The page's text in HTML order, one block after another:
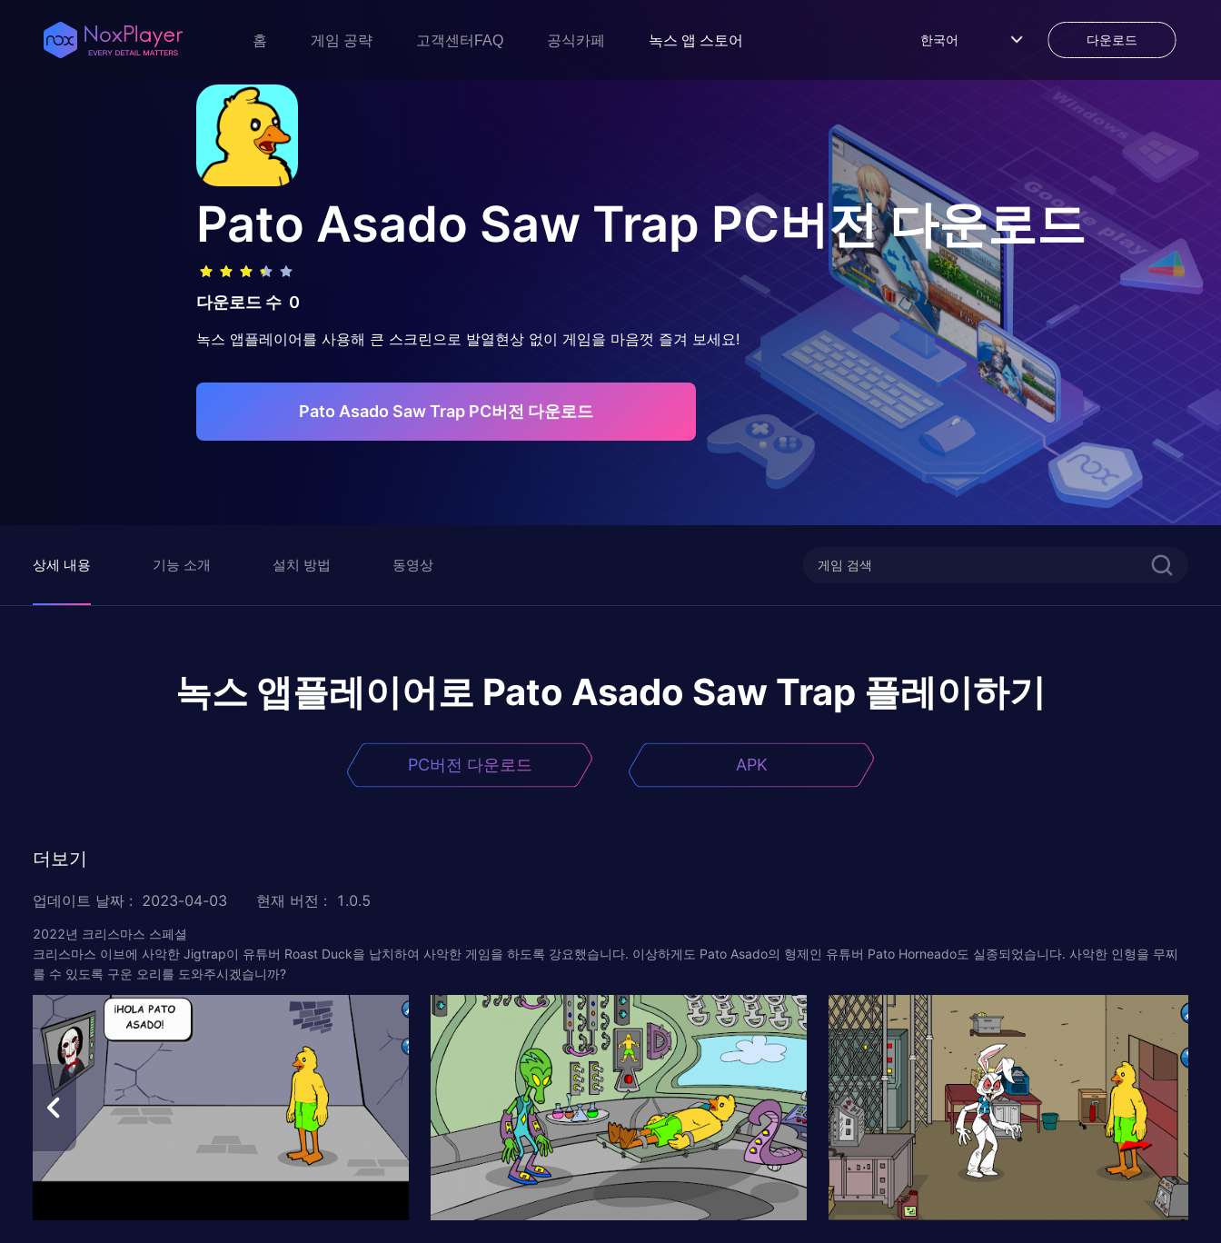
홈 게임 공략 고객센터FAQ 공식카페 녹스 앱 스토어 한국어 다운로드
Pato Asado Saw Trap PC버전 다운로드
다운로드 수 0
녹스 앱플레이어를 사용해 큰 스크린으로 발열현상 없이 게임을 마음껏 즐겨 보세요!
Pato Asado Saw Trap PC버전 다운로드
상세 내용 기능 소개 설치 방법 동영상
녹스 앱플레이어로 Pato Asado Saw Trap 플레이하기
PC버전 다운로드 APK
더보기
업데이트 날짜 : 2023-04-03 현재 버전 : 1.0.5
2022년 크리스마스 스페셜
크리스마스 이브에 사악한 Jigtrap이 유튜버 Roast Duck을 납치하여 사악한 게임을 하도록 강요했습니다. 이상하게도 Pato Asado의 형제인 유튜버 Pato Horneado도 실종되었습니다. 사악한 인형을 무찌
를 수 있도록 구운 오리를 도와주시겠습니까?